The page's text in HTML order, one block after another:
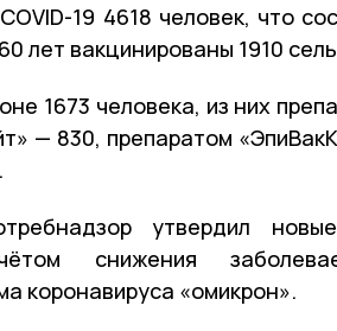
19 4618 человек, что
лет вакцинированы 1910
1673 человека, из них
— 830, препаратом
утвердил новые
снижения
коронавируса «омикрон».